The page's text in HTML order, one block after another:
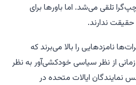
تلقی می‌شد. اما باورها برای
حقیقت ندارند.
۲۰۲۶، دموکرات‌ها نامزدهایی را بالا می‌برند که
از نظر سیاسی خودکشی‌آور به نظر
نمایندگان ایالات متحده در